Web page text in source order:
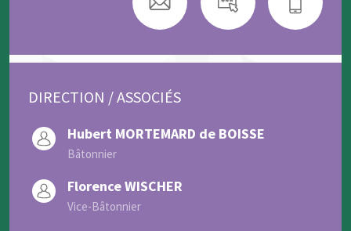
DIRECTION / ASSOCIÉS
Hubert MORTEMARD de BOISSE
Bâtonnier
Florence WISCHER
Vice-Bâtonnier